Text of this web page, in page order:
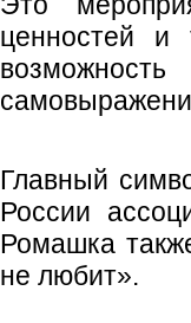
ценностей и
Главный
России
Ромашка
не любит».